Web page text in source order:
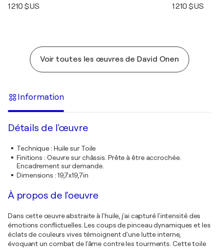
1 210 $US 1 210 $US
Voir toutes les œuvres de David Onen
Information
Détails de l'œuvre
Technique: Huile sur Toile
Finitions : Oeuvre sur châssis. Prête à être accrochée.
Encadrement sur demande.
Dimensions : 19,7x19,7in
À propos de l'oeuvre
Dans cette œuvre abstraite à l'huile, j'ai capturé l'intensité des
émotions conflictuelles. Les coups de pinceau dynamiques et les
éclats de couleurs vives témoignent d'une lutte interne,
évoquant un combat de l'âme contre les tourments. Cette toile